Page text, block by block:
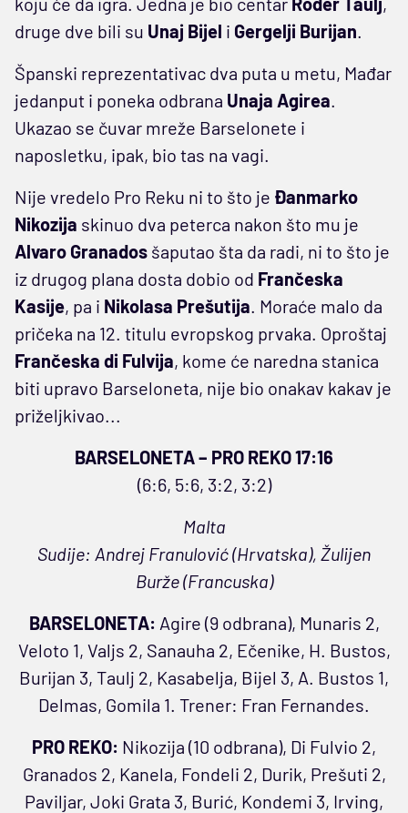
druge dve bili su Unaj Bijel i Gergelji Burijan.
Španski reprezentativac dva puta u metu, Mađar
jedanput i poneka odbrana Unaja Agirea.
Ukazao se čuvar mreže Barselonete i
naposletku, ipak, bio tas na vagi.
Nije vredelo Pro Reku ni to što je Đanmarko
Nikozija skinuo dva peterca nakon što mu je
Alvaro Granados šaputao šta da radi, ni to što je
iz drugog plana dosta dobio od Frančeska
Kasije, pa i Nikolasa Prešutija. Moraće malo da
pričeka na 12. titulu evropskog prvaka. Oproštaj
Frančeska di Fulvija, kome će naredna stanica
biti upravo Barseloneta, nije bio onakav kakav je
priželjkivao...
BARSELONETA – PRO REKO 17:16
(6:6, 5:6, 3:2, 3:2)
Malta
Sudije: Andrej Franulović (Hrvatska), Žulijen
Burže (Francuska)
BARSELONETA: Agire (9 odbrana), Munaris 2,
Veloto 1, Valjs 2, Sanauha 2, Ečenike, H. Bustos,
Burijan 3, Taulj 2, Kasabelja, Bijel 3, A. Bustos 1,
Delmas, Gomila 1. Trener: Fran Fernandes.
PRO REKO: Nikozija (10 odbrana), Di Fulvio 2,
Granados 2, Kanela, Fondeli 2, Durik, Prešuti 2,
Paviljar, Joki Grata 3, Burić, Kondemi 3, Irving,